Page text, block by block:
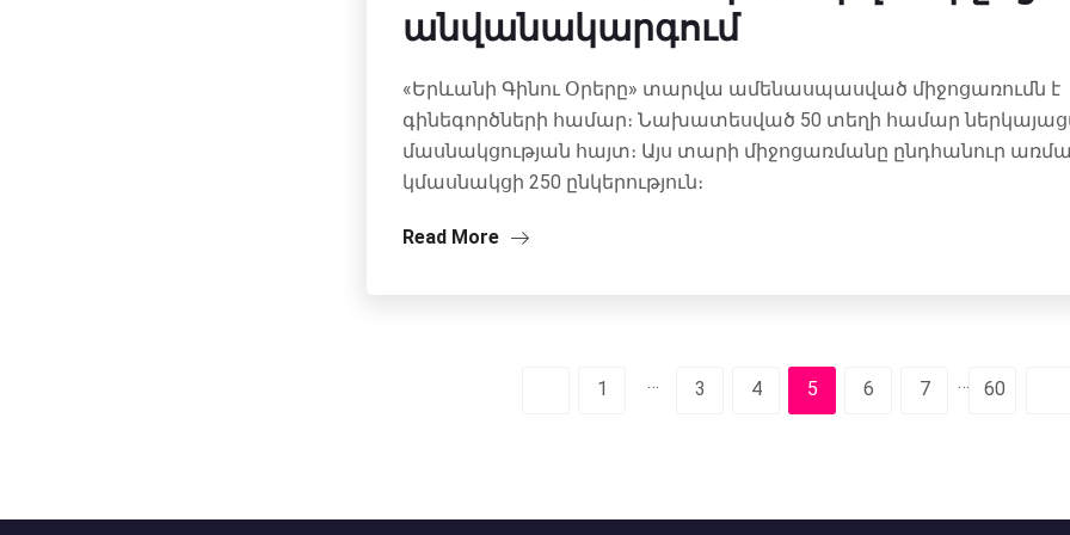
անվանակարգում
«Երևանի Գինու Օրերը» տարվա ամենասպասված միջոցառումն է
գինեգործների համար։ Նախատեսված 50 տեղի համար
մասնակցության հայտ։ Այս տարի միջոցառմանը ընդհանուր
կմասնակցի 250 ընկերություն։
Read More
1 … 3 4 5 6 7 … 60